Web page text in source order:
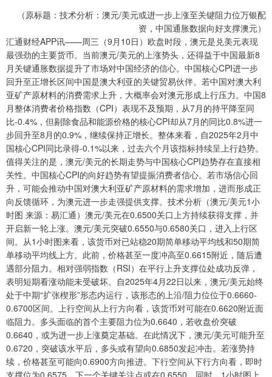
（原标题：技术分析：澳元/美元或进一步上涨至关键阻力位万银配
资，中国通胀数据向好支撑澳元）
汇通财经APP讯——周三（9月10日）欧盘时段，澳元是兑美元表现
最强劲的主要货币。当前澳元/美元的上涨势头，还得益于中国最新8
月关键通胀数据提升了市场对中国经济的信心。中国核心CPI进一步
回升至正增长区间中国是澳大利亚的关键贸易伙伴。若中国对澳大利
亚矿产原材料的消费需求上升，大概率会对澳元形成上行压力。中国8
月整体消费者价格指数（CPI）表现不及预期，从7月的持平降至同
比-0.4%，但剔除食品和能源价格的核心CPI却从7月的同比0.8%进一
步回升至8月的0.9%，继续保持正增长。整体来看，自2025年2月中
国核心CPI同比录得-0.1%以来，过去六个月该指标持续呈上行趋势。
值得关注的是，澳元/美元的长期走势与中国核心CPI趋势存在直接相
关性。中国核心CPI的向好趋势有望提振消费者信心。若市场信心回
升，可能会推动中国对澳大利亚矿产原材料的需求增加，进而形成正
向反馈循环，为澳元进一步走强提供支撑。技术分析（澳元/美元1小
时图 来源：易汇通）澳元/美元在0.6500关口上方持续获得支撑，并
开启新一轮上涨。澳元/美元突破0.6550与0.6580关口，进入上行区
间。从1小时图来看，该货币对已站稳20期简单移动平均线和50期简
单移动平均线上方。此前，价格甚至一度冲高至0.6615附近，随后遭
遇部分阻力。相对强弱指数（RSI）在平行上升支撑位处成功反弹，
表明短期看涨动能未受破坏。自2025年4月22日以来，澳元/美元始终
处于中期“扩张楔形”形态内运行，该形态的上沿/阻力位位于0.6660-
0.6700区间。上行空间从上行方向看，该货币对可能在0.6620附近面
临阻力。多头面临的首个主要阻力位为0.6640，若收盘价突破
0.6640，或为进一步上涨奠定基础。在此情况下，澳元/美元可能升至
0.6720，突破该水平后，多头或有望向0.6850发起冲击。若涨势持
续，价格甚至可能向0.6900方向推进。下行空间从下行方向看，即时